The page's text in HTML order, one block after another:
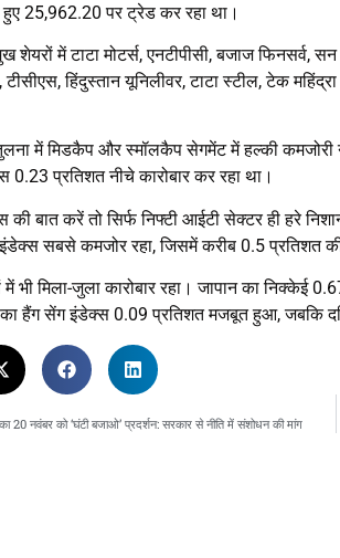
हुए 25,962.20 पर ट्रेड कर रहा था।
में टाटा मोटर्स, एनटीपीसी, बजाज फिनसर्व, सन
हिंदुस्तान यूनिलीवर, टाटा स्टील, टेक
में मिडकैप और स्मॉलकैप सेगमेंट में हल्की
प्रतिशत नीचे कारोबार कर रहा था।
की बात करें तो सिर्फ निफ्टी आईटी सेक्टर ही हरे
इंडेक्स सबसे कमजोर रहा, जिसमें करीब 0.5 प्रतिशत
में भी मिला-जुला कारोबार रहा। जापान का
हैंग सेंग इंडेक्स 0.09 प्रतिशत मजबूत हुआ, जबकि
का 20 नवंबर को ‘घंटी बजाओ’ प्रदर्शन: सरकार से नीति में संशोधन की मांग